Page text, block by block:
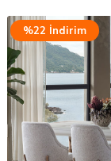
%22 İndirim